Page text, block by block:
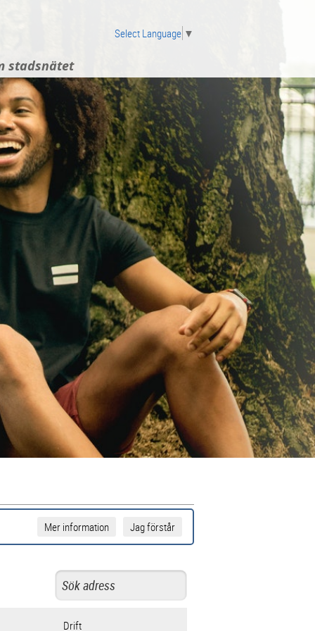
stadsnätet
Select Language ▼
Jag förstår
Mer information
Drift